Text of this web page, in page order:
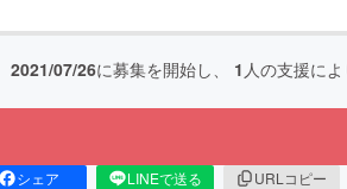
2021/07/26に募集を開始し、 1 人の支援によ
シェア LINEで送る URLコピー